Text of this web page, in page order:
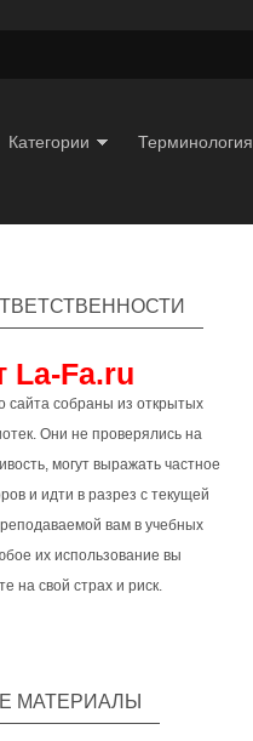
Категории Терминология
La-Fa.ru
сайта собраны из открытых
Они не проверялись на
могут выражать частное
и идти в разрез с текущей
вам в учебных
их использование вы
на свой страх и риск.
МАТЕРИАЛЫ